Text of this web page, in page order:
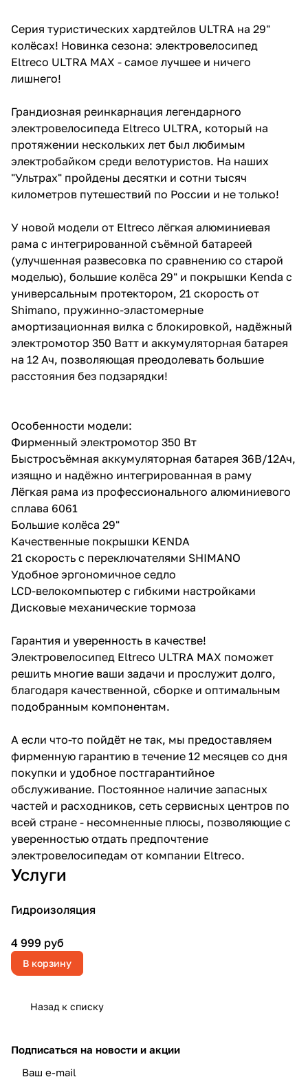
Серия туристических хардтейлов ULTRA на 29"
колёсах! Новинка сезона: электровелосипед
Eltreco ULTRA MAX - самое лучшее и ничего
лишнего!
Грандиозная реинкарнация легендарного
электровелосипеда Eltreco ULTRA, который на
протяжении нескольких лет был любимым
электробайком среди велотуристов. На наших
"Ультрах" пройдены десятки и сотни тысяч
километров путешествий по России и не только!
У новой модели от Eltreco лёгкая алюминиевая
рама с интегрированной съёмной батареей
(улучшенная развесовка по сравнению со старой
моделью), большие колёса 29" и покрышки Kenda с
универсальным протектором, 21 скорость от
Shimano, пружинно-эластомерные
амортизационная вилка с блокировкой, надёжный
электромотор 350 Ватт и аккумуляторная батарея
на 12 Ач, позволяющая преодолевать большие
расстояния без подзарядки!
Особенности модели:
Фирменный электромотор 350 Вт
Быстросъёмная аккумуляторная батарея 36В/12Ач,
изящно и надёжно интегрированная в раму
Лёгкая рама из профессионального алюминиевого
сплава 6061
Большие колёса 29"
Качественные покрышки KENDA
21 скорость с переключателями SHIMANO
Удобное эргономичное седло
LCD-велокомпьютер с гибкими настройками
Дисковые механические тормоза
Гарантия и уверенность в качестве!
Электровелосипед Eltreco ULTRA MAX поможет
решить многие ваши задачи и прослужит долго,
благодаря качественной, сборке и оптимальным
подобранным компонентам.
А если что-то пойдёт не так, мы предоставляем
фирменную гарантию в течение 12 месяцев со дня
покупки и удобное постгарантийное
обслуживание. Постоянное наличие запасных
частей и расходников, сеть сервисных центров по
всей стране - несомненные плюсы, позволяющие с
уверенностью отдать предпочтение
электровелосипедам от компании Eltreco.
Услуги
Гидроизоляция
4 999 руб
В корзину
Назад к списку
Подписаться на новости и акции